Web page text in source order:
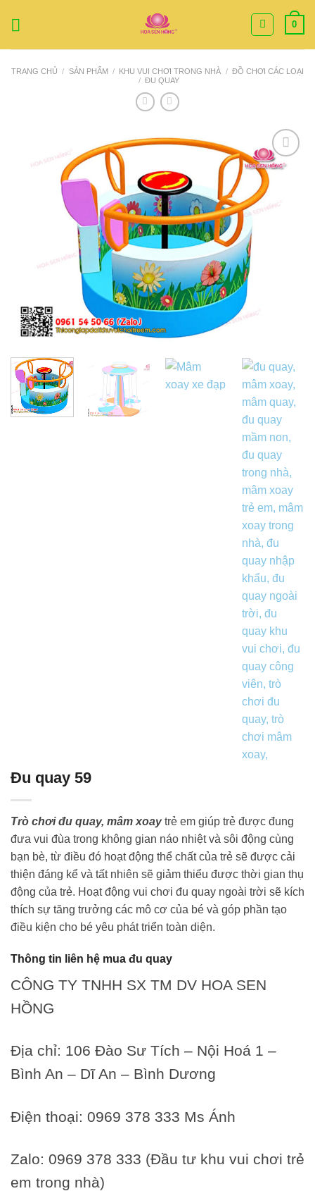
0
TRANG CHỦ / SẢN PHẨM / KHU VUI CHƠI TRONG NHÀ / ĐỒ CHƠI CÁC LOẠI
/ ĐU QUAY
Add to
Wishlist
Đu quay 59
Trò chơi đu quay, mâm xoaytrẻ em giúp trẻ được đung
đưa vui đùa trong không gian náo nhiệt và sôi động cùng
bạn bè, từ điều đó hoạt động thể chất của trẻ sẽ được cải
thiện đáng kể và tất nhiên sẽ giảm thiểu được thời gian thụ
động của trẻ. Hoạt động vui chơi đu quay ngoài trời sẽ kích
thích sự tăng trưởng các mô cơ của bé và góp phần tạo
điều kiện cho bé yêu phát triển toàn diện.
Thông tin liên hệ mua đu quay
CÔNG TY TNHH SX TM DV HOA SEN
HỒNG
Địa chỉ: 106 Đào Sư Tích – Nội Hoá 1 –
Bình An – Dĩ An – Bình Dương
Điện thoại: 0969 378 333 Ms Ánh
Zalo: 0969 378 333 (Đầu tư khu vui chơi trẻ
em trong nhà)